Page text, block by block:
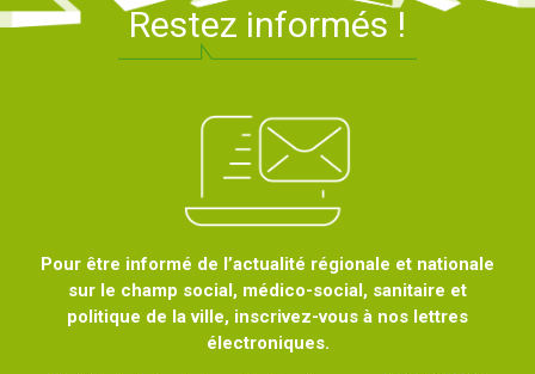
Restez informés !
Pour être informé de l’actualité régionale et nationale
sur le champ social, médico-social, sanitaire et
politique de la ville, inscrivez-vous à nos lettres
électroniques.